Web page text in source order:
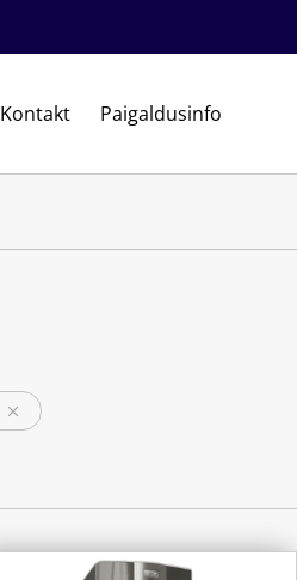
Kontakt Paigaldusinfo